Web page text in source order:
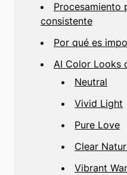
Procesamiento
consistente
Por qué es
AI Color Looks
Neutral
Vivid Light
Pure Love
Clear
Vibrant